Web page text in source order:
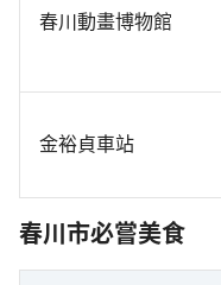
春川動畫博物館
金裕貞車站
春川市必嘗美食